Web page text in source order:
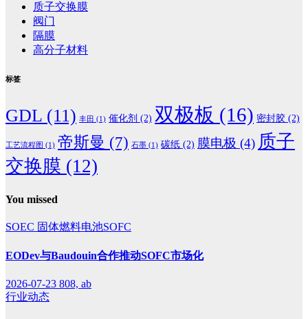
质子交换膜
阀门
隔膜
高分子材料
标签
GDL (11) 丰田 (1) 催化剂 (2) 双极板 (16) 密封胶 (2)
工艺流程图 (1) 帝斯曼 (7) 石墨 (1) 碳纸 (2) 膜电极 (4) 质子
交换膜 (12)
You missed
SOEC 固体燃料电池SOFC
EODev与Baudouin合作推动SOFC市场化
2026-07-23 808, ab
行业动态